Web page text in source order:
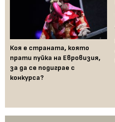
Коя е страната, която
прати пуйка на Евровизия,
за да се подиграе с
конкурса?